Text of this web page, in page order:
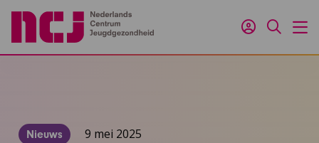
Inloggen
Zoeken
Nieuws 9 mei 2025